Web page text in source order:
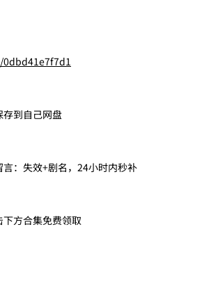
存到自己网盘
：失效+剧名，24小时内秒补
方合集免费领取